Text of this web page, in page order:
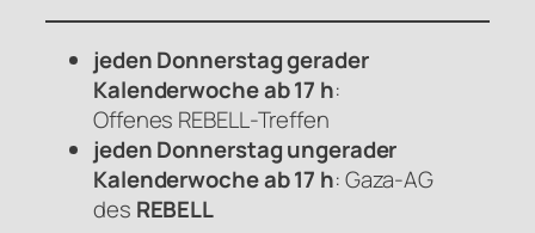
jeden Donnerstag gerader
Kalenderwoche ab 17 h:
Offenes REBELL-Treffen
jeden Donnerstag ungerader
Kalenderwoche ab 17 h: Gaza-AG
des REBELL